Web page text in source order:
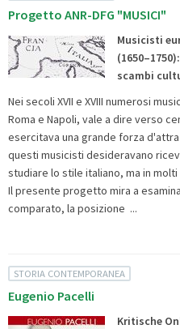
Progetto ANR-DFG "MUSICI"
Musicisti
scambi
Nei secoli XVII e XVIII numerosi
Roma e Napoli, vale a dire verso
esercitava una grande forza
questi musicisti desideravano
studiare lo stile italiano, ma in
Il presente progetto mira a
comparato, la posizione ...
STORIA CONTEMPORANEA
Eugenio Pacelli
Kritische